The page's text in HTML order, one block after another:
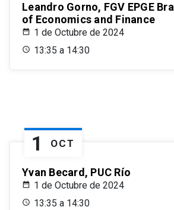
Leandro Gorno, FGV EPGE
of Economics and Finance
1 de Octubre de 2024
13:35 a 14:30
1 OCT
Yvan Becard, PUC Río
1 de Octubre de 2024
13:35 a 14:30